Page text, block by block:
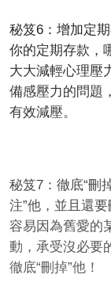
秘笈6：增加定
你的定期存款，
大大減輕心理壓
備感壓力的問題
有效減壓。
秘笈7：徹底“刪
注”他，並且還
容易因為舊愛的
動，承受沒必要
徹底“刪掉”他！